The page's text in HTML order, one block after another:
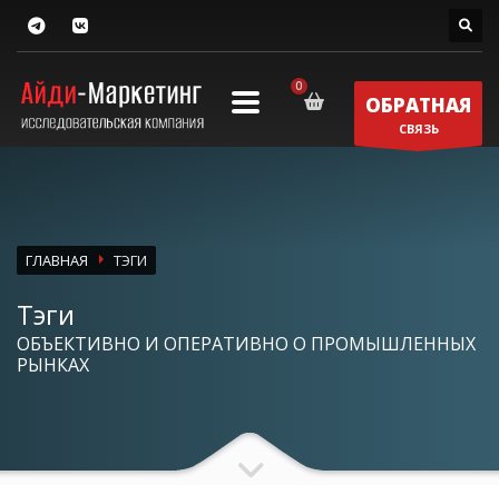
ОБРАТНАЯ
СВЯЗЬ
ГЛАВНАЯ ТЭГИ
Тэги
ОБЪЕКТИВНО И ОПЕРАТИВНО О ПРОМЫШЛЕННЫХ
РЫНКАХ